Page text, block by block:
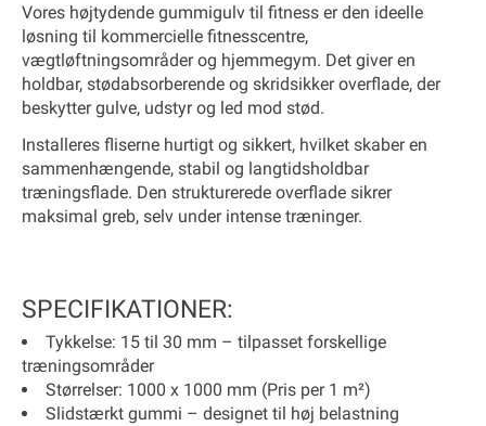
Vores højtydende gummigulv til fitness er den ideelle
løsning til kommercielle fitnesscentre,
vægtløftningsområder og hjemmegym. Det giver en
holdbar, stødabsorberende og skridsikker overflade, der
beskytter gulve, udstyr og led mod stød.
Installeres fliserne hurtigt og sikkert, hvilket skaber en
sammenhængende, stabil og langtidsholdbar
træningsflade. Den strukturerede overflade sikrer
maksimal greb, selv under intense træninger.
SPECIFIKATIONER:
Tykkelse: 15 til 30 mm – tilpasset forskellige
træningsområder
Størrelser: 1000 x 1000 mm (Pris per 1 m²)
Slidstærkt gummi – designet til høj belastning